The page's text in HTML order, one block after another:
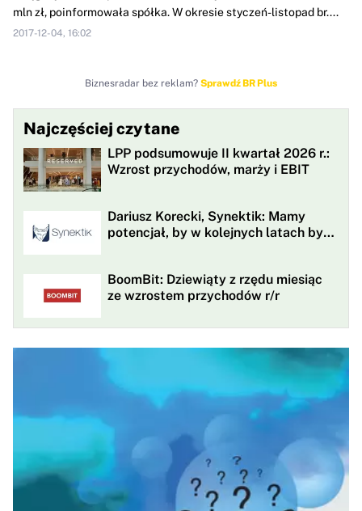
mln zł, poinformowała spółka. W okresie styczeń-listopad br....
2017-12-04, 16:02
Biznesradar bez reklam? Sprawdź BR Plus
Najczęściej czytane
LPP podsumowuje II kwartał 2026 r.:
Wzrost przychodów, marży i EBIT
Dariusz Korecki, Synektik: Mamy
potencjał, by w kolejnych latach być
BoomBit: Dziewiąty z rzędu miesiąc
ze wzrostem przychodów r/r